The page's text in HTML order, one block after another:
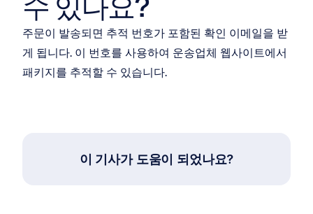
주문이 발송되면 추적 번호가 포함된 확인 이메일을 받
게 됩니다. 이 번호를 사용하여 운송업체 웹사이트에서
패키지를 추적할 수 있습니다.
이 기사가 도움이 되었나요?